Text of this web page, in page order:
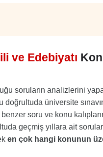
ve Edebiyatı
soruların analizlerini
doğrultuda üniversite
soru ve konu
geçmiş yıllara ait
en çok hangi konunun